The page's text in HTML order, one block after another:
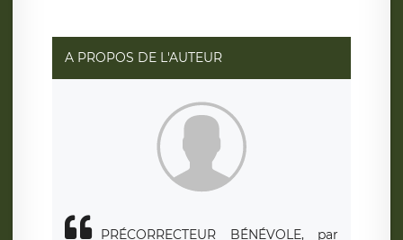
A PROPOS DE L'AUTEUR
PRÉCORRECTEUR BÉNÉVOLE, par